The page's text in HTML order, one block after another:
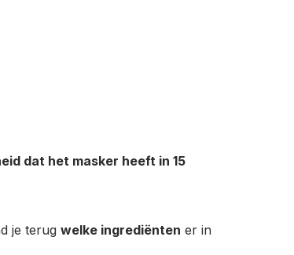
dat het masker heeft in 15
je terug welke ingrediënten er in